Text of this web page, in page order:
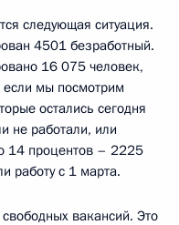
следующая ситуация.
4501 безработный.
16 075 человек,
если мы посмотрим
остались сегодня
не работали, или
14 процентов – 2225
работу с 1 марта.
вакансий. Это